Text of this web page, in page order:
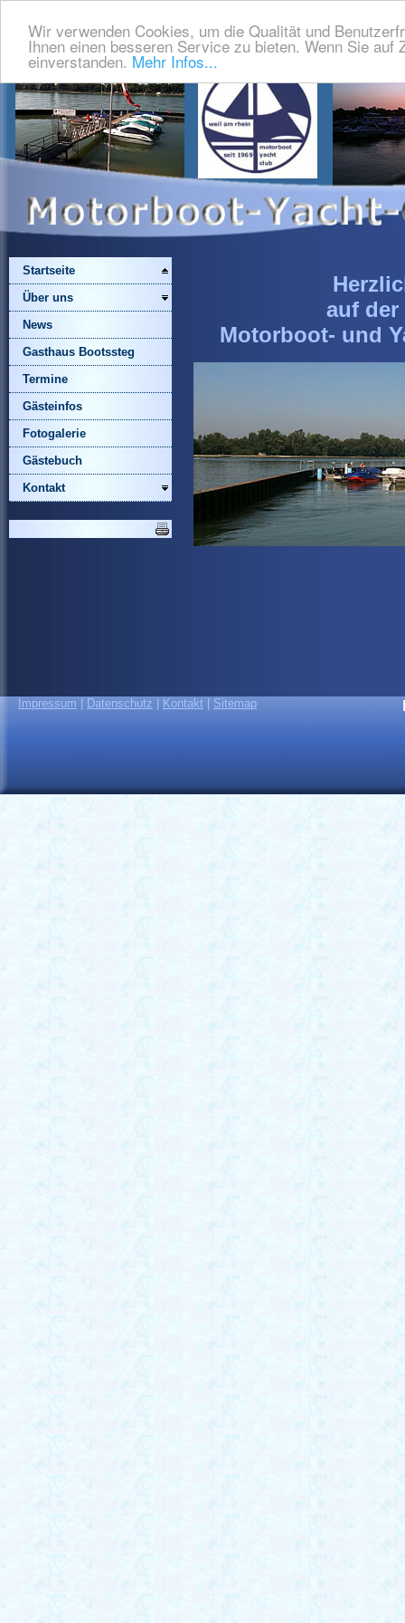
Wir verwenden Cookies, um die Qualität und
Ihnen einen besseren Service zu bieten. Wenn Sie
einverstanden. Mehr Infos...
Startseite
Über uns
News
Gasthaus Bootssteg
Termine
Gästeinfos
Fotogalerie
Gästebuch
Kontakt
auf der
Motorboot- und
Impressum Datenschutz Kontakt Sitemap